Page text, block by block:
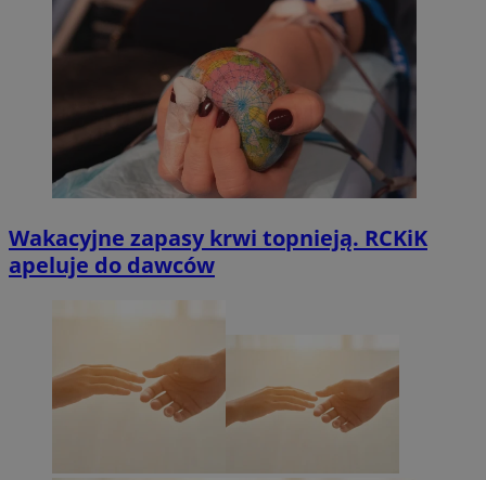
Wakacyjne zapasy krwi topnieją. RCKiK
apeluje do dawców